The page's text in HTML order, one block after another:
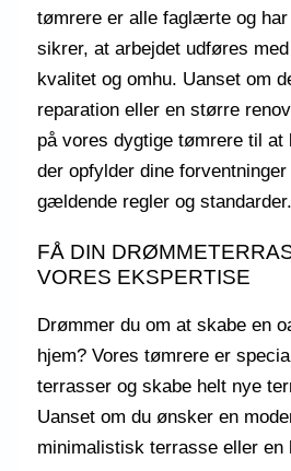
tømrere er alle faglærte og
sikrer, at arbejdet udføres
kvalitet og omhu. Uanset om
reparation eller en større
på vores dygtige tømrere til at
der opfylder dine
gældende regler og standarder.
FÅ DIN
VORES EKSPERTISE
Drømmer du om at skabe en
hjem? Vores tømrere er
terrasser og skabe helt nye
Uanset om du ønsker en
minimalistisk terrasse eller en